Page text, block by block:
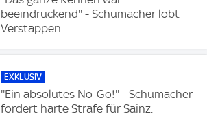
beeindruckend'' - Schumacher lobt
Verstappen
EXKLUSIV
''Ein absolutes No-Go!'' - Schumacher
fordert harte Strafe für Sainz.